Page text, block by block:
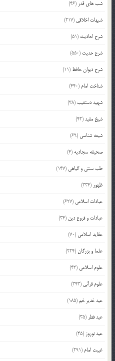
شب های قدر (46)
شبهات اخلاقی (217)
شرح احادیث (51)
شرح حدیث (550)
شرح دیوان حافظ (11)
شناخت امام (440)
شهید دستغیب(38)
شیخ مفید(42)
شیعه شناسی (69)
صحیفه سجادیه (4)
طب سنتی و گیاهی (147)
ظهور (334)
عبادات اسلامی (627)
عبادات و فروع دین (34)
عقاید اسلامی (70)
علما و بزرگان(224)
علوم اسلامی (43)
علوم قرآنی (343)
عید غدیر خم(185)
عید فطر (35)
عید نوروز (45)
غیبت امام (291)